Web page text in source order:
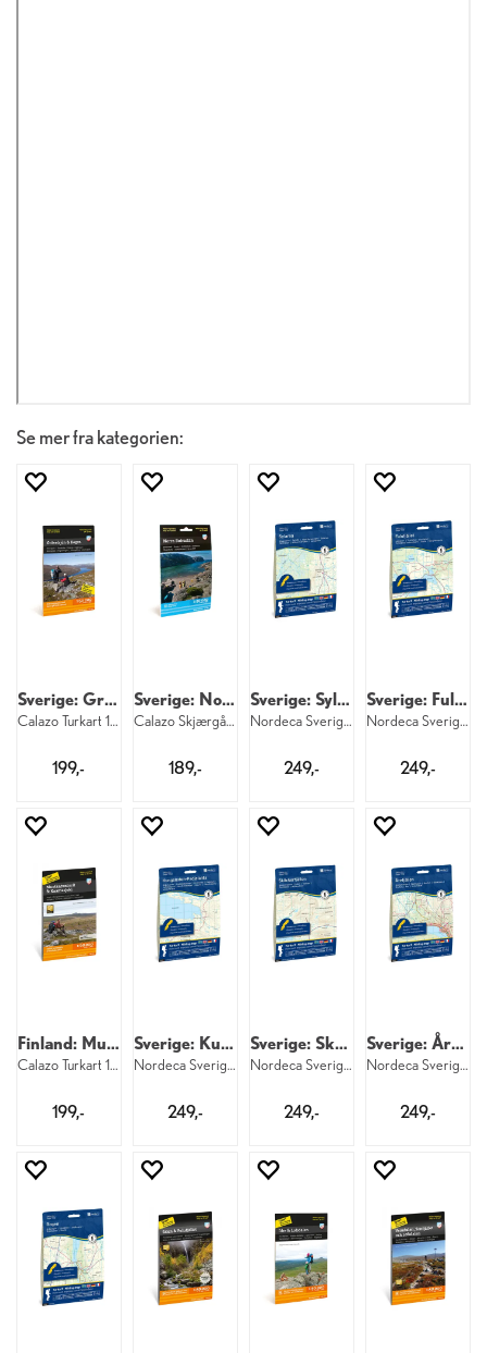
Se mer fra kategorien:
Sverige: Grövelsjön Rogen
Calazo Turkart 1:50 000
199,-
Sverige: Norra Bohuslän
Calazo Skjærgårdskart 1:50 000 Bohuslede
189,-
Sverige: Sylarna
Nordeca Sverige 7013 Sylarna
249,-
Sverige: Fulufjället
Nordeca Sverige 7019 Fulufjället
249,-
Finland: Muotkatunturit Kaamasjoki
Calazo Turkart 1:60 000
199,-
Sverige: Kungsleden-Padjelanta
Nordeca Sverige 7003 Kungsleden-Padjelan
249,-
Sverige: Skäckerfjällen
Nordeca Sverige 7011 Skäckerfjällen
249,-
Sverige: Årefjällen
Nordeca Sverige 7012 Årefjällen
249,-